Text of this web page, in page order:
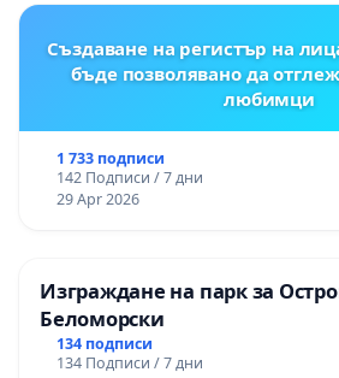
Създаване на регистър на
бъде позволявано да
любимци
1 733 подписи
142 Подписи / 7 дни
29 Apr 2026
Изграждане на парк за
Беломорски
134 подписи
134 Подписи / 7 дни